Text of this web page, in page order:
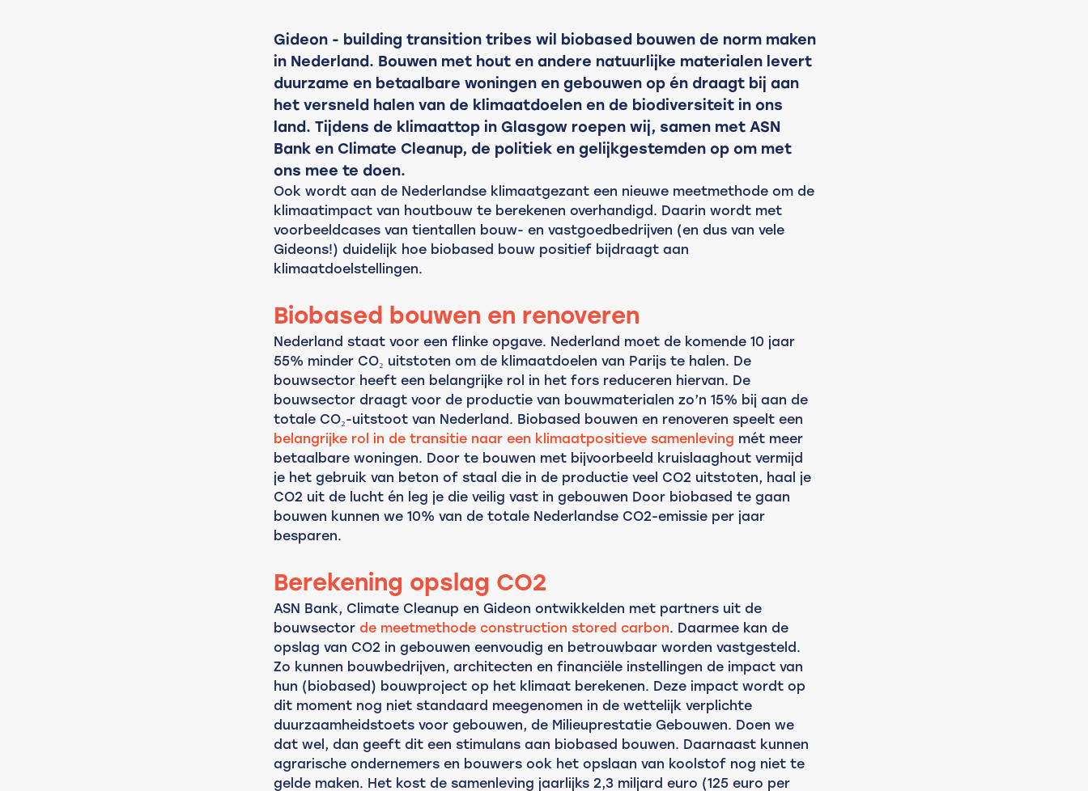
Gideon - building transition tribes wil biobased bouwen de norm maken
in Nederland. Bouwen met hout en andere natuurlijke materialen levert
duurzame en betaalbare woningen en gebouwen op én draagt bij aan
het versneld halen van de klimaatdoelen en de biodiversiteit in ons
land. Tijdens de klimaattop in Glasgow roepen wij, samen met ASN
Bank en Climate Cleanup, de politiek en gelijkgestemden op om met
ons mee te doen.
Ook wordt aan de Nederlandse klimaatgezant een nieuwe meetmethode om de
klimaatimpact van houtbouw te berekenen overhandigd. Daarin wordt met
voorbeeldcases van tientallen bouw- en vastgoedbedrijven (en dus van vele
Gideons!) duidelijk hoe biobased bouw positief bijdraagt aan
klimaatdoelstellingen.
Biobased bouwen en renoveren
Nederland staat voor een flinke opgave. Nederland moet de komende 10 jaar
55% minder CO₂ uitstoten om de klimaatdoelen van Parijs te halen. De
bouwsector heeft een belangrijke rol in het fors reduceren hiervan. De
bouwsector draagt voor de productie van bouwmaterialen zo’n 15% bij aan de
totale CO₂-uitstoot van Nederland. Biobased bouwen en renoveren speelt een
belangrijke rol in de transitie naar een klimaatpositieve samenleving mét meer
betaalbare woningen. Door te bouwen met bijvoorbeeld kruislaaghout vermijd
je het gebruik van beton of staal die in de productie veel CO2 uitstoten, haal je
CO2 uit de lucht én leg je die veilig vast in gebouwen Door biobased te gaan
bouwen kunnen we 10% van de totale Nederlandse CO2-emissie per jaar
besparen.
Berekening opslag CO2
ASN Bank, Climate Cleanup en Gideon ontwikkelden met partners uit de
bouwsector de meetmethode construction stored carbon. Daarmee kan de
opslag van CO2 in gebouwen eenvoudig en betrouwbaar worden vastgesteld.
Zo kunnen bouwbedrijven, architecten en financiële instellingen de impact van
hun (biobased) bouwproject op het klimaat berekenen. Deze impact wordt op
dit moment nog niet standaard meegenomen in de wettelijk verplichte
duurzaamheidstoets voor gebouwen, de Milieuprestatie Gebouwen. Doen we
dat wel, dan geeft dit een stimulans aan biobased bouwen. Daarnaast kunnen
agrarische ondernemers en bouwers ook het opslaan van koolstof nog niet te
gelde maken. Het kost de samenleving jaarlijks 2,3 miljard euro (125 euro per